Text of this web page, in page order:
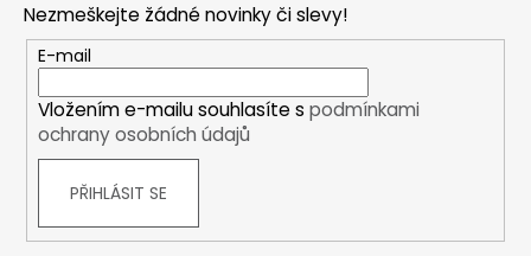
Nezmeškejte žádné novinky či slevy!
E-mail
Vložením e-mailu souhlasíte s podmínkami
ochrany osobních údajů
PŘIHLÁSIT SE